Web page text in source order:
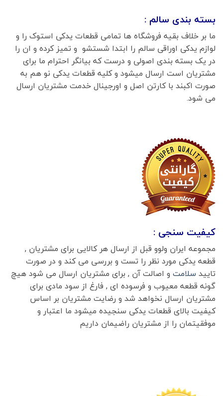
بسته بندی سالم :
ما بر خلاف بقیه فروشگاه ها تمامی قطعات یدکی استوک را و
لوازم یدکی اوراقی سالم را ابتدا شستشو و تمیز کرده و ان را
در یک بسته بندی اصولی و درست که بیانگر احترام ما برای
مشتریان است ارسال میشود و کلیه قطعات یدکی نو هم به
صورت اکبند با کارتن اصل و اورجینال خدمت مشتریان ارسال
می شود.
کیفیت سنجی :
مجموعه ایران ولوو قبل از ارسال هر کالایی برای مشتریان ,
قطعه یدکی مورد نظر را تست و بررسی می کند و در صورت
تایید سلامت و اصالت آن , برای مشتریان ارسال می شود هیچ
گونه قطعه معیوب و فرسوده ای , فارغ از سود مادی برای
مشتریان ارسال نخواهد شد و رضایت مشتریان بر اساس
کیفیت بالای قطعات یدکی سنجیده میشود ما اعتبار و
موفقیتمان را از مشتریان راضیمان داریم